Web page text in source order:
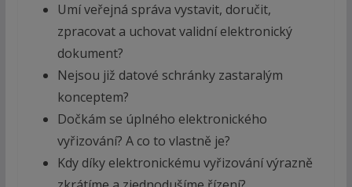
Umí veřejná správa vystavit, doručit,
zpracovat a uchovat validní elektronický
dokument?
Nejsou již datové schránky zastaralým
konceptem?
Dočkám se úplného elektronického
vyřizování? A co to vlastně je?
Kdy díky elektronickému vyřizování výrazně